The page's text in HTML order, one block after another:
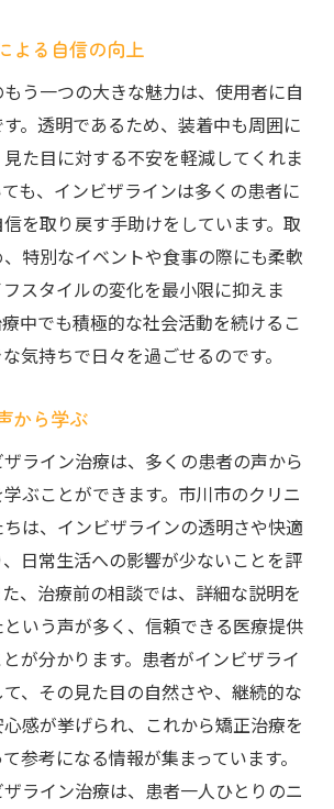
よる自信の向上
う一つの大きな魅力は、使用者に自
。透明であるため、装着中も周囲に
た目に対する不安を軽減してくれま
も、インビザラインは多くの患者に
を取り戻す手助けをしています。取
特別なイベントや食事の際にも柔軟
スタイルの変化を最小限に抑えま
中でも積極的な社会活動を続けるこ
気持ちで日々を過ごせるのです。
から学ぶ
ライン治療は、多くの患者の声から
ぶことができます。市川市のクリニ
は、インビザラインの透明さや快適
日常生活への影響が少ないことを評
、治療前の相談では、詳細な説明を
いう声が多く、信頼できる医療提供
が分かります。患者がインビザライ
、その見た目の自然さや、継続的な
感が挙げられ、これから矯正治療を
参考になる情報が集まっています。
ライン治療は、患者一人ひとりのニ